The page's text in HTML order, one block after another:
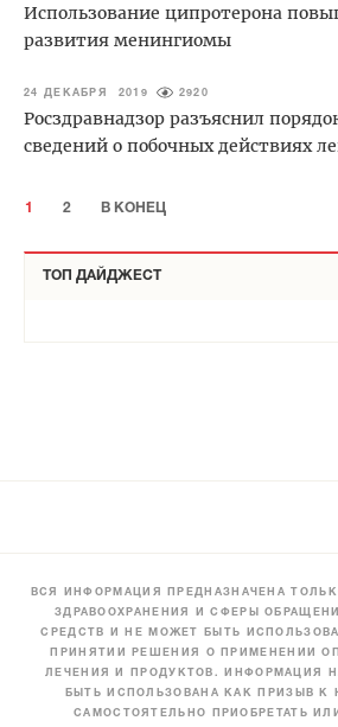
Использование ципротерона
развития менингиомы
24 ДЕКАБРЯ 2019 2920
Росздравнадзор разъяснил
сведений о побочных действиях
1 2 В КОНЕЦ
ТОП ДАЙДЖЕСТ
ВСЯ ИНФОРМАЦИЯ ПРЕДНАЗНАЧЕНА
ЗДРАВООХРАНЕНИЯ И СФЕРЫ
СРЕДСТВ И НЕ МОЖЕТ БЫТЬ
ПРИНЯТИИ РЕШЕНИЯ О ПРИМЕНЕНИИ
ЛЕЧЕНИЯ И ПРОДУКТОВ. ИНФОРМАЦИЯ
БЫТЬ ИСПОЛЬЗОВАНА КАК ПРИЗЫВ К
САМОСТОЯТЕЛЬНО ПРИОБРЕТАТЬ